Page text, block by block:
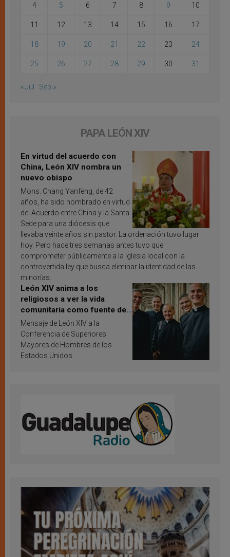
4 5 6 7 8 9 10
11 12 13 14 15 16 17
18 19 20 21 22 23 24
25 26 27 28 29 30 31
« Jul Sep »
PAPA LEÓN XIV
En virtud del acuerdo con
China, León XIV nombra un
nuevo obispo
Mons. Chang Yanfeng, de 42
años, ha sido nombrado en virtud
del Acuerdo entre China y la Santa
Sede para una diócesis que
llevaba veinte años sin pastor. La ordenación tuvo lugar
hoy. Pero hace tres semanas antes tuvo que
comprometer públicamente a la Iglesia local con la
controvertida ley que busca eliminar la identidad de las
minorías.
León XIV anima a los
religiosos a ver la vida
comunitaria como fuente de
inspiración y santificación
Mensaje de León XIV a la
Conferencia de Superiores
Mayores de Hombres de los
Estados Unidos